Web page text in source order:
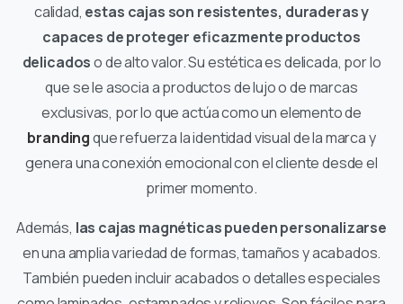
calidad, estas cajas son resistentes, duraderas y
capaces de proteger eficazmente productos
delicadoso de alto valor. Su estética es delicada, por lo
que se le asocia a productos de lujo o de marcas
exclusivas, por lo que actúa como un elemento de
brandingque refuerza la identidad visual de la marca y
genera una conexión emocional con el cliente desde el
primer momento.
Además, las cajas magnéticas pueden personalizarse
en una amplia variedad de formas, tamaños y acabados.
También pueden incluir acabados o detalles especiales